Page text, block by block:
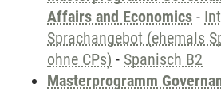
Affairs and Economics -
Sprachangebot (ehemals
ohne CPs) - Spanisch B2
Masterprogramm